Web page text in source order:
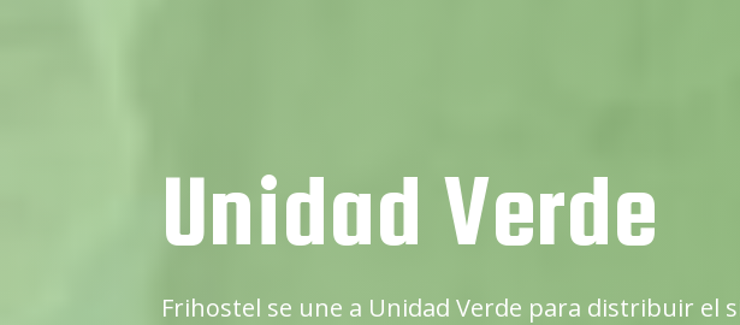
Unidad Verde
Frihostel se une a Unidad Verde para distribuir